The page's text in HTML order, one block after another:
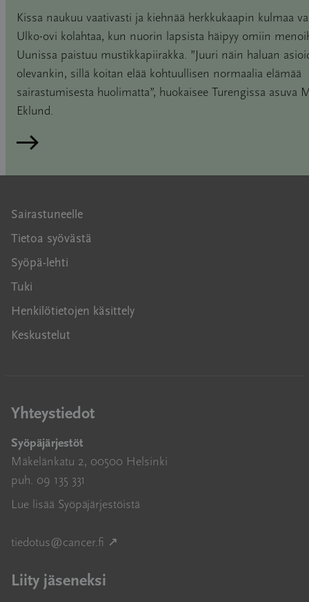
Kissa naukuu vaativasti ja kiehnää herkkukaapin kulmaa
Ulko-ovi kolahtaa, kun nuorin lapsista häipyy omiin
Uunissa paistuu mustikkapiirakka. ”Juuri näin haluan
olevankin, sillä koitan elää kohtuullisen normaalia elämää
sairastumisesta huolimatta”, huokaisee Turengissa asuva
Eklund.
Lue artikkeli
Sairastuneelle
Tietoa syövästä
Syöpä-lehti
Tuki
Henkilötietojen käsittely
Keskustelut
Yhteystiedot
Syöpäjärjestöt
Mäkelänkatu 2, 00500 Helsinki
puh. 09 135 331
Lue lisää Syöpäjärjestöistä
tiedotus@cancer.fi ↗
Liity jäseneksi